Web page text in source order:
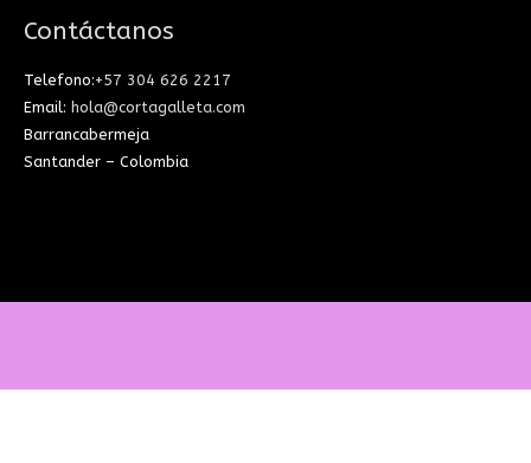
Contáctanos
Telefono:+57 304 626 2217
Email: hola@cortagalleta.com
Barrancabermeja
Santander – Colombia